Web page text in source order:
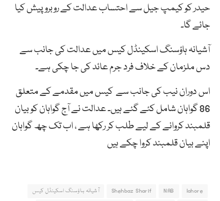
حیدر کو کیمپ جیل سے احتساب عدالت کے روبرو پیش کیا
جائے گا۔
آشیانہ ہاؤسنگ اسکینڈل کیس میں عدالت کی جانب سے
دس ملزمان کے خلاف فرد جرم عائد کی جا چکی ہے۔
اس دوران نیب کی جانب سے کیس میں مقدمے کے متعلق
86 گواہان شامل کئے گئے ہیں۔ عدالت نے آج گواہان کو بیان
قلمبند کروانے کے لیے طلب کر رکھا ہے ، اب تک چھ گواہان
اپنے بیان قلمبند کروا چکے ہیں
lahore
NAB
Shehbaz Sharif
آشیانہ ہاؤسنگ اسکینڈل کیس